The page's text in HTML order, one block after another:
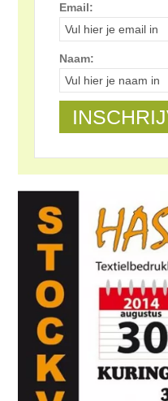
Email:
Naam: